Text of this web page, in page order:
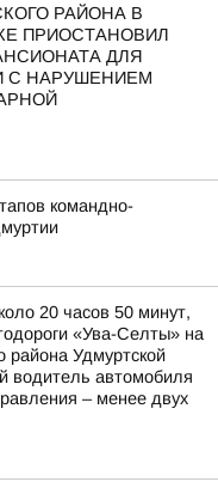
РАЙОНА В
ПРИОСТАНОВИЛ
ДЛЯ
С НАРУШЕНИЕМ
командно-
20 часов 50 минут,
«Ува-Селты» на
района Удмуртской
водитель автомобиля
– менее двух